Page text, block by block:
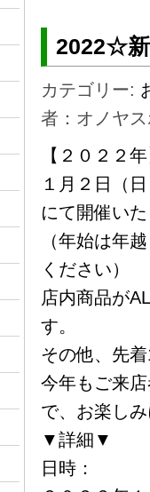
2022☆
カテゴリー:
者：オノヤ
【２０２２
１月２日（
にて開催い
（年始は年
ください）
店内商品が
す。
その他、先
今年もご来
で、お楽し
▼詳細▼
日時：